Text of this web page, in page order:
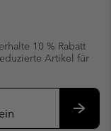
10 % Rabatt
Artikel für